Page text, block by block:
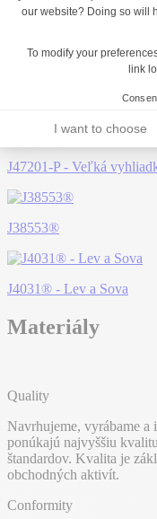
Možno sa vám
J2636-M - Vežička
J47201-P - Veľká
J38553®
J4031® - Lev a Sova
Materiály
Quality
Navrhujeme, vyrábame a
ponúkajú najvyššiu
štandardov. Kvalita je
obchodných aktivít.
Conformity